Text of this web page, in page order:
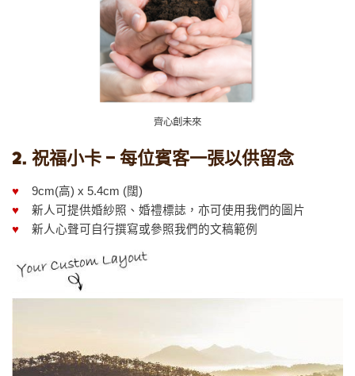
齊心創未來
2. 祝福小卡 – 每位賓客一張以供留念
♥ 9cm(高) x 5.4cm (闊)
♥ 新人可提供婚紗照、婚禮標誌，亦可使用我們的圖片
♥ 新人心聲可自行撰寫或參照我們的文稿範例